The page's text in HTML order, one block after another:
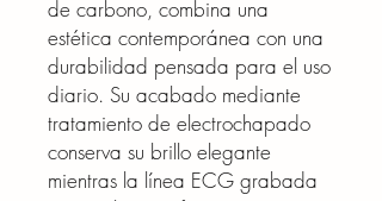
de carbono, combina una
estética contemporánea con una
durabilidad pensada para el uso
diario. Su acabado mediante
tratamiento de electrochapado
conserva su brillo elegante
mientras la línea ECG grabada